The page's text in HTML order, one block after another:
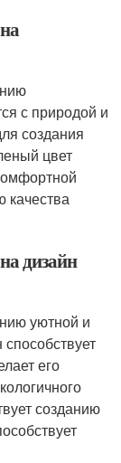
с природой и
создания
цвет
качества
дизайн
уютной и
его
созданию